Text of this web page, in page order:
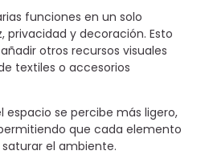
funciones en un solo
privacidad y decoración. Esto
otros recursos visuales
textiles o accesorios
espacio se percibe más ligero,
que cada elemento
el ambiente.